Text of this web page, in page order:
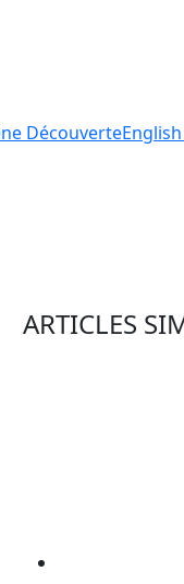
DécouverteEnglish
ARTICLES